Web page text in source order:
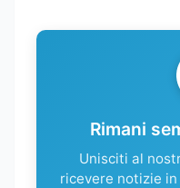
Rimani
Unisciti al
ricevere notizie